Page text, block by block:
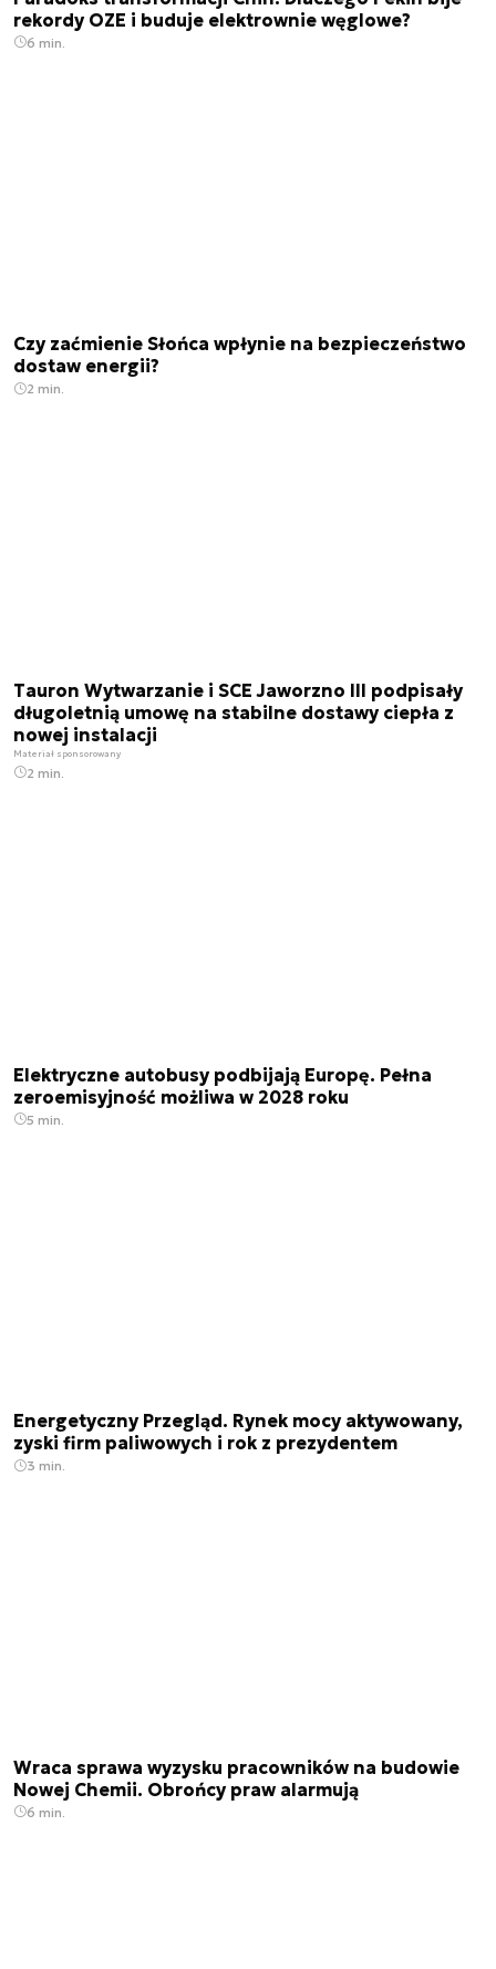
rekordy OZE i buduje elektrownie węglowe?
6 min.
Czy zaćmienie Słońca wpłynie na bezpieczeństwo
dostaw energii?
2 min.
Tauron Wytwarzanie i SCE Jaworzno III podpisały
długoletnią umowę na stabilne dostawy ciepła z
nowej instalacji
Materiał sponsorowany
2 min.
Elektryczne autobusy podbijają Europę. Pełna
zeroemisyjność możliwa w 2028 roku
5 min.
Energetyczny Przegląd. Rynek mocy aktywowany,
zyski firm paliwowych i rok z prezydentem
3 min.
Wraca sprawa wyzysku pracowników na budowie
Nowej Chemii. Obrońcy praw alarmują
6 min.